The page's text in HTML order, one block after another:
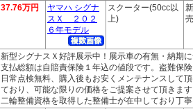
37.76万円
ヤマハ シグナ
スＸ ２０２
６年モデル
スクーター(50cc以
上)
新型シグナスＸ好評展示中！展示車の有無・納期
支払総額は自賠責保険１年込の値段です。盗難保
日常点検無料、購入後もお安くメンテナンスして
ており、可能な限りの価格をご提案させて頂きま
二輪整備資格を取得した整備士が在中しており丁